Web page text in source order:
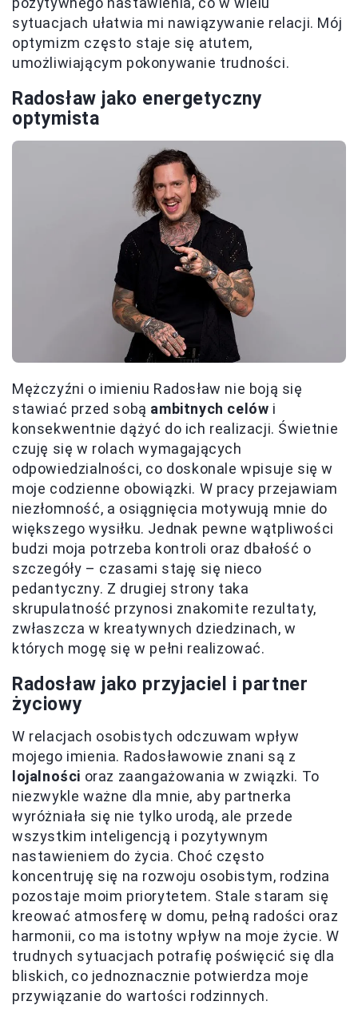
sytuacjach ułatwia mi nawiązywanie relacji. Mój
optymizm często staje się atutem,
umożliwiającym pokonywanie trudności.
Radosław jako energetyczny
optymista
Mężczyźni o imieniu Radosław nie boją się
stawiać przed sobą ambitnych celów i
konsekwentnie dążyć do ich realizacji. Świetnie
czuję się w rolach wymagających
odpowiedzialności, co doskonale wpisuje się w
moje codzienne obowiązki. W pracy przejawiam
niezłomność, a osiągnięcia motywują mnie do
większego wysiłku. Jednak pewne wątpliwości
budzi moja potrzeba kontroli oraz dbałość o
szczegóły – czasami staję się nieco
pedantyczny. Z drugiej strony taka
skrupulatność przynosi znakomite rezultaty,
zwłaszcza w kreatywnych dziedzinach, w
których mogę się w pełni realizować.
Radosław jako przyjaciel i partner
życiowy
W relacjach osobistych odczuwam wpływ
mojego imienia. Radosławowie znani są z
lojalności oraz zaangażowania w związki. To
niezwykle ważne dla mnie, aby partnerka
wyróżniała się nie tylko urodą, ale przede
wszystkim inteligencją i pozytywnym
nastawieniem do życia. Choć często
koncentruję się na rozwoju osobistym, rodzina
pozostaje moim priorytetem. Stale staram się
kreować atmosferę w domu, pełną radości oraz
harmonii, co ma istotny wpływ na moje życie. W
trudnych sytuacjach potrafię poświęcić się dla
bliskich, co jednoznacznie potwierdza moje
przywiązanie do wartości rodzinnych.